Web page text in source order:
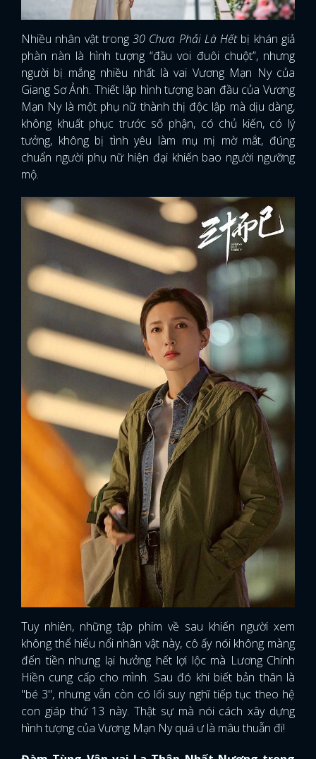
Nhiều nhân vật trong30 Chưa Phải Là Hết bị khán giả
phàn nàn là hình tượng “đầu voi đuôi chuột”, nhưng
người bị mắng nhiều nhất là vai Vương Mạn Ny của
Giang Sơ Ảnh. Thiết lập hình tượng ban đầu của Vương
Mạn Ny là một phụ nữ thành thị độc lập mà dịu dàng,
không khuất phục trước số phận, có chủ kiến, có lý
tưởng, không bị tình yêu làm mụ mị mờ mắt, đúng
chuẩn người phụ nữ hiện đại khiến bao người ngưỡng
mộ.
Tuy nhiên, những tập phim về sau khiến người xem
không thể hiểu nổi nhân vật này, cô ấy nói không màng
đến tiền nhưng lại hưởng hết lợi lộc mà Lương Chính
Hiền cung cấp cho mình. Sau đó khi biết bản thân là
"bé 3", nhưng vẫn còn có lối suy nghĩ tiếp tục theo hệ
con giáp thứ 13 này. Thật sự mà nói cách xây dựng
hình tượng của Vương Mạn Ny quá ư là mâu thuẫn đi!